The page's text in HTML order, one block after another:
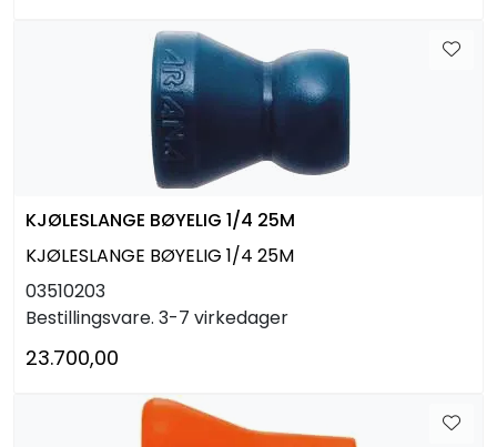
KJØLESLANGE BØYELIG 1/4 25M
KJØLESLANGE BØYELIG 1/4 25M
03510203
Bestillingsvare. 3-7 virkedager
23.700,00